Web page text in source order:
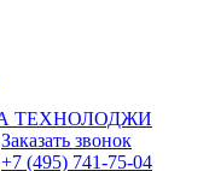
Заказать звонок
+7 (495) 741-75-04